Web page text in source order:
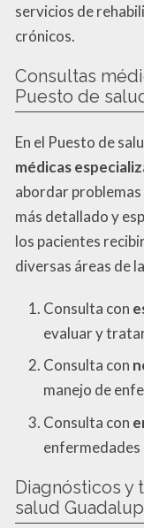
servicios de
crónicos.
Consultas
Puesto de
En el Puesto de
médicas
abordar
más detallado y
los pacientes
diversas áreas de
Consulta con
evaluar y
Consulta con
manejo de
Consulta con
enfermedades
Diagnósticos y
salud